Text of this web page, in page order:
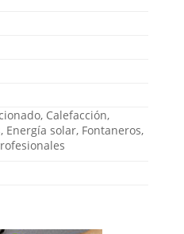
, Calefacción,
, Energía solar, Fontaneros,